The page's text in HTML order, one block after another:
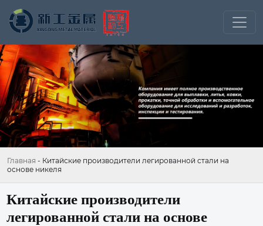
Главная - Китайские производители легированной стали на
основе никеля
Китайские производители
легированной стали на основе